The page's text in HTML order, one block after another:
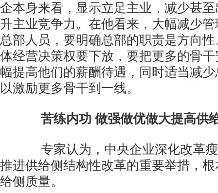
企本身来看，显示立足主业，减少甚
升主业竞争力。在他看来，大幅减少
总部人员，要明确总部的职责是方向
体经营决策权要下放，要把更多的骨
幅提高他们的薪酬待遇，同时适当减
以激励更多骨干到一线。
苦练内功 做强做优做大提高供
专家认为，中央企业深化改革瘦
推进供给侧结构性改革的重要举措，
给侧质量。